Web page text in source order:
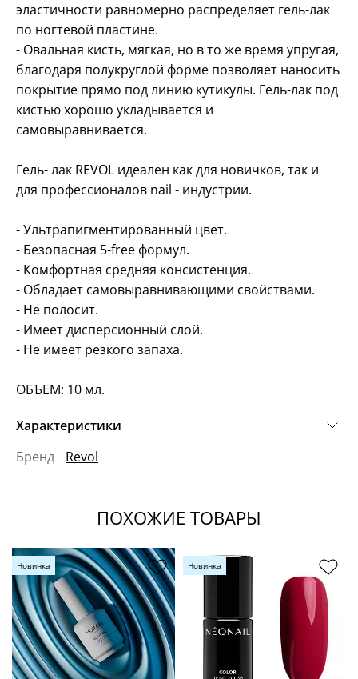
эластичности равномерно распределяет гель-лак
по ногтевой пластине.
- Овальная кисть, мягкая, но в то же время упругая,
благодаря полукруглой форме позволяет наносить
покрытие прямо под линию кутикулы. Гель-лак под
кистью хорошо укладывается и
самовыравнивается.
Гель- лак REVOL идеален как для новичков, так и
для профессионалов nail - индустрии.
- Ультрапигментированный цвет.
- Безопасная 5-free формул.
- Комфортная средняя консистенция.
- Обладает самовыравнивающими свойствами.
- Не полосит.
- Имеет дисперсионный слой.
- Не имеет резкого запаха.
ОБЪЕМ: 10 мл.
Характеристики
Бренд
Revol
ПОХОЖИЕ ТОВАРЫ
Новинка Новинка